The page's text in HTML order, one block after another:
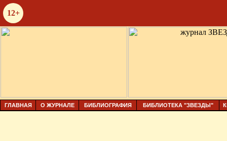
12+
ГЛАВНАЯ О ЖУРНАЛЕ БИБЛИОГРАФИЯ БИБЛИОТЕКА "ЗВЕЗДЫ"